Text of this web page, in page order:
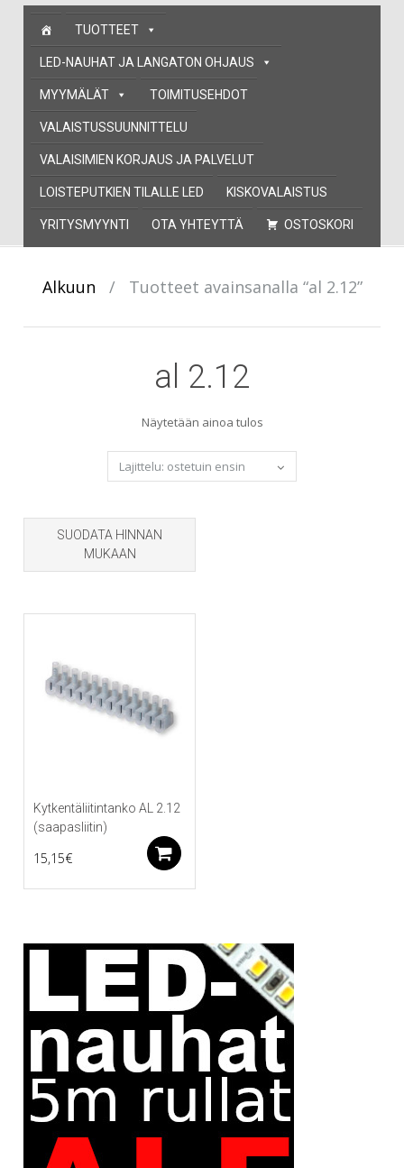
Skip
content
TUOTTEET
LED-NAUHAT JA LANGATON OHJAUS
MYYMÄLÄT TOIMITUSEHDOT
VALAISTUSSUUNNITTELU
VALAISIMIEN KORJAUS JA PALVELUT
LOISTEPUTKIEN TILALLE LED KISKOVALAISTUS
YRITYSMYYNTI OTA YHTEYTTÄ OSTOSKORI
Alkuun / Tuotteet avainsanalla “al 2.12”
al 2.12
Näytetään ainoa tulos
SUODATA HINNAN
MUKAAN
Kytkentäliitintanko AL 2.12
(saapasliitin)
15,15€